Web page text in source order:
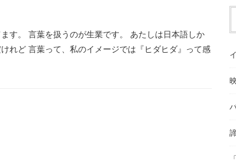
す。 言葉を扱うのが生業です。 あたしは日本語しか
れど 言葉って、私のイメージでは『ヒダヒダ』って感